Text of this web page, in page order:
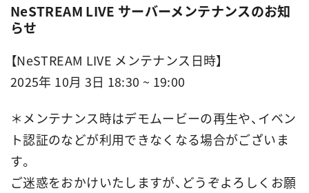
NeSTREAM LIVE サーバーメンテナンスのお知
らせ
【NeSTREAM LIVE メンテナンス日時】
2025年 10月 3日 18:30 ~ 19:00
＊メンテナンス時はデモムービーの再生や、イベン
ト認証のなどが利用できなくなる場合がございま
す。
ご迷惑をおかけいたしますが、どうぞよろしくお願